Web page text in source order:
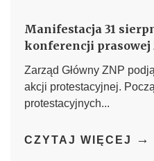
Manifestacja 31
konferencji prasowej
Zarząd Główny ZNP
akcji protestacyjnej.
protestacyjnych...
CZYTAJ WIĘCEJ →